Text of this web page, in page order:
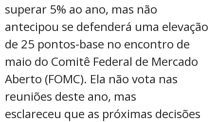
superar 5% ao ano, mas não
antecipou se defenderá uma elevação
de 25 pontos-base no encontro de
maio do Comitê Federal de Mercado
Aberto (FOMC). Ela não vota nas
reuniões deste ano, mas
esclareceu que as próximas decisões